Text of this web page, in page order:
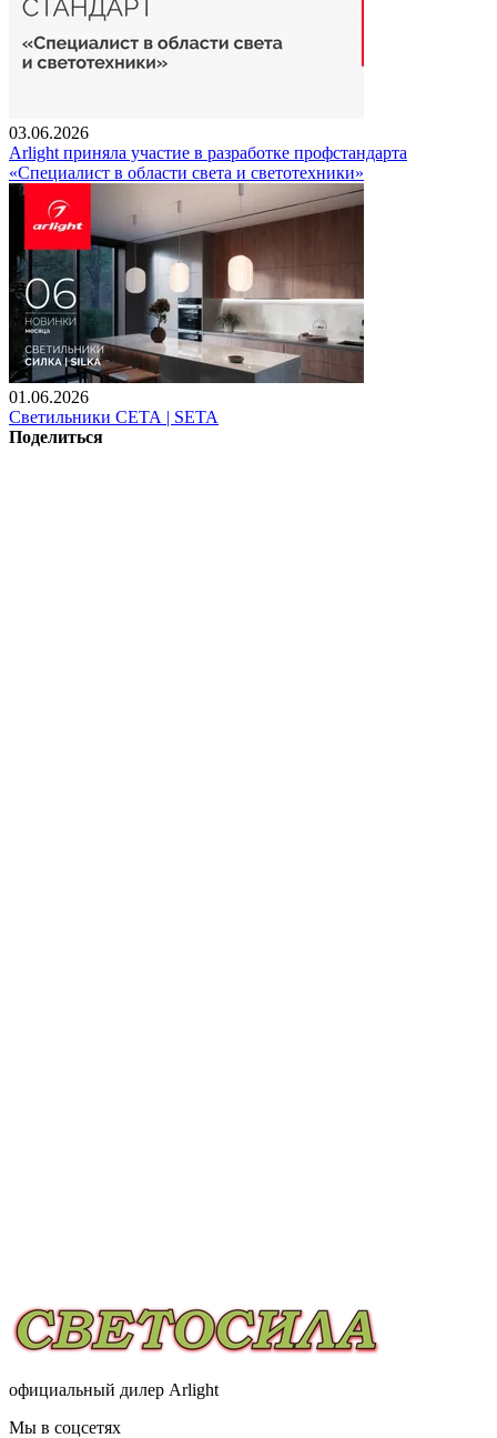
03.06.2026
Arlight приняла участие в разработке профстандарта
«Специалист в области света и светотехники»
01.06.2026
Светильники СЕТА | SETA
Поделиться
официальный дилер Arlight
Мы в соцсетях